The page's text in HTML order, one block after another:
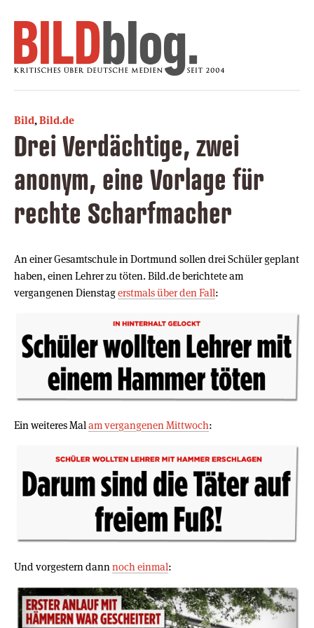
Bild,Bild.de
Drei Verdächtige, zwei
anonym, eine Vorlage für
rechte Scharfmacher
An einer Gesamtschule in Dortmund sollen drei Schüler geplant
haben, einen Lehrer zu töten. Bild.de berichtete am
vergangenen Dienstagerstmals über den Fall:
Ein weiteres Malam vergangenen Mittwoch:
Und vorgestern dannnoch einmal: